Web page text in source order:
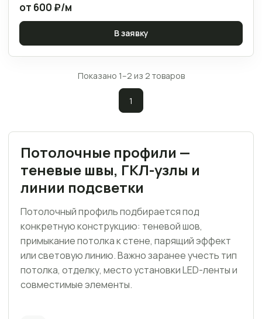
от 600 ₽/м
В заявку
Показано 1–2 из 2 товаров
1
Потолочные профили —
теневые швы, ГКЛ-узлы и
линии подсветки
Потолочный профиль подбирается под
конкретную конструкцию: теневой шов,
примыкание потолка к стене, парящий эффект
или световую линию. Важно заранее учесть тип
потолка, отделку, место установки LED-ленты и
совместимые элементы.